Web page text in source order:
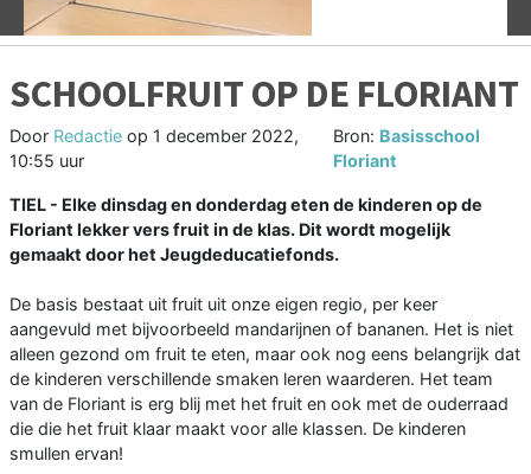
SCHOOLFRUIT OP DE FLORIANT
Door Redactie op 1 december 2022,
10:55 uur
Bron: Basisschool
Floriant
TIEL - Elke dinsdag en donderdag eten de kinderen op de
Floriant lekker vers fruit in de klas. Dit wordt mogelijk
gemaakt door het Jeugdeducatiefonds.
De basis bestaat uit fruit uit onze eigen regio, per keer
aangevuld met bijvoorbeeld mandarijnen of bananen. Het is niet
alleen gezond om fruit te eten, maar ook nog eens belangrijk dat
de kinderen verschillende smaken leren waarderen. Het team
van de Floriant is erg blij met het fruit en ook met de ouderraad
die die het fruit klaar maakt voor alle klassen. De kinderen
smullen ervan!